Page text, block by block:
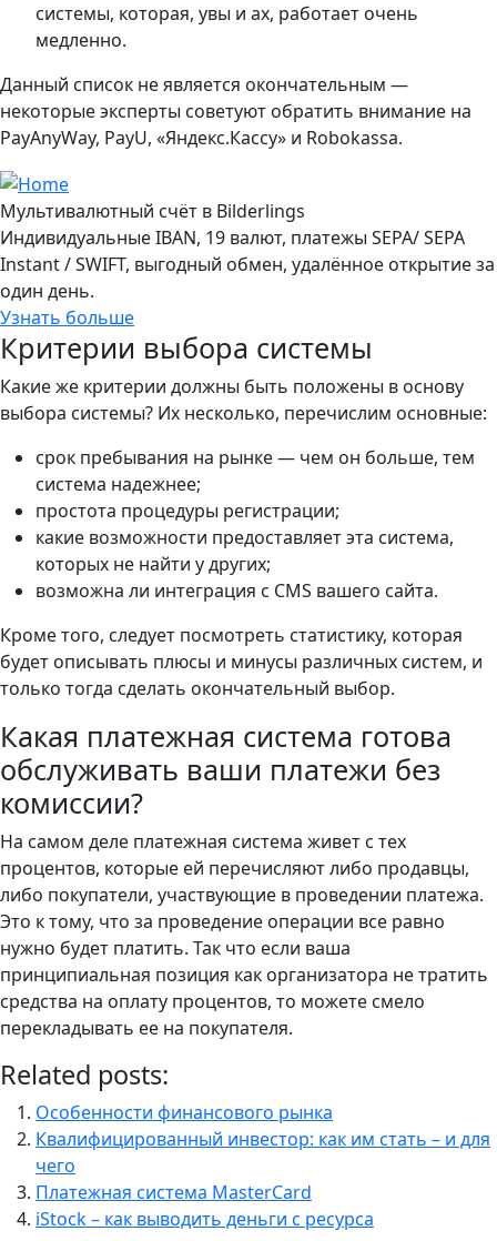
системы, которая, увы и ах, работает очень
медленно.
Данный список не является окончательным —
некоторые эксперты советуют обратить внимание на
PayAnyWay, PayU, «Яндекс.Кассу» и Robokassa.
Мультивалютный счёт в Bilderlings
Индивидуальные IBAN, 19 валют, платежы SEPA/ SEPA
Instant / SWIFT, выгодный обмен, удалённое открытие за
один день.
Узнать больше
Критерии выбора системы
Какие же критерии должны быть положены в основу
выбора системы? Их несколько, перечислим основные:
срок пребывания на рынке — чем он больше, тем
система надежнее;
простота процедуры регистрации;
какие возможности предоставляет эта система,
которых не найти у других;
возможна ли интеграция с CMS вашего сайта.
Кроме того, следует посмотреть статистику, которая
будет описывать плюсы и минусы различных систем, и
только тогда сделать окончательный выбор.
Какая платежная система готова
обслуживать ваши платежи без
комиссии?
На самом деле платежная система живет с тех
процентов, которые ей перечисляют либо продавцы,
либо покупатели, участвующие в проведении платежа.
Это к тому, что за проведение операции все равно
нужно будет платить. Так что если ваша
принципиальная позиция как организатора не тратить
средства на оплату процентов, то можете смело
перекладывать ее на покупателя.
Related posts:
Особенности финансового рынка
Квалифицированный инвестор: как им стать – и для
чего
Платежная система MasterCard
iStock – как выводить деньги c ресурса